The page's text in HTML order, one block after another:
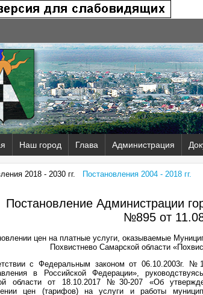
Наш город Глава Администрация
2018 - 2030 гг. Постановления 2004 - 2018 гг.
Постановление Администрации
№895 от
цен на платные услуги, оказываемые
Похвистнево Самарской области
с Федеральным законом от 06.10.2003г.
в Российской Федерации»,
области от 18.10.2017 №30-207 «Об
цен (тарифов) на услуги и работы